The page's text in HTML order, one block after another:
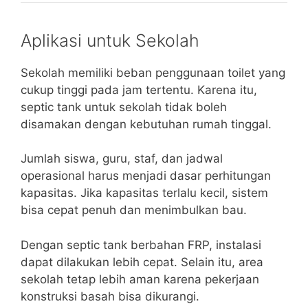
Aplikasi untuk Sekolah
Sekolah memiliki beban penggunaan toilet yang
cukup tinggi pada jam tertentu. Karena itu,
septic tank untuk sekolah tidak boleh
disamakan dengan kebutuhan rumah tinggal.
Jumlah siswa, guru, staf, dan jadwal
operasional harus menjadi dasar perhitungan
kapasitas. Jika kapasitas terlalu kecil, sistem
bisa cepat penuh dan menimbulkan bau.
Dengan septic tank berbahan FRP, instalasi
dapat dilakukan lebih cepat. Selain itu, area
sekolah tetap lebih aman karena pekerjaan
konstruksi basah bisa dikurangi.